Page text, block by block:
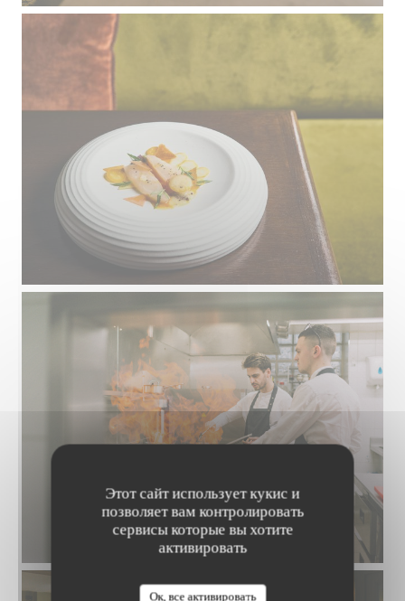
Этот сайт использует кукис и
позволяет вам контролировать
сервисы которые вы хотите
активировать
Ок, все активировать